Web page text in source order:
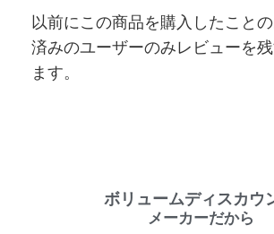
以前にこの商品を購入したこと
済みのユーザーのみレビューを
ます。
ボリュームディスカウ
メーカーだから